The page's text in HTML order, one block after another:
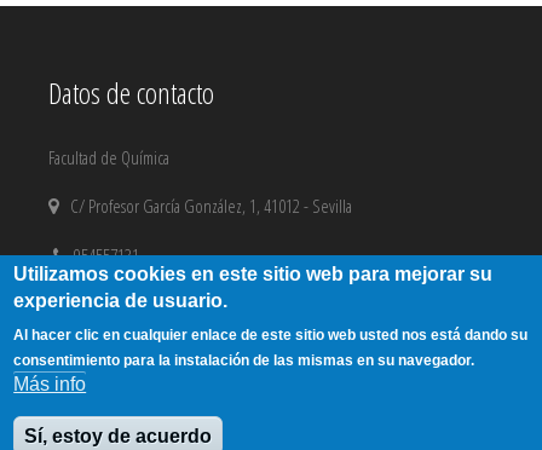
Datos de contacto
Facultad de Química
C/ Profesor García González, 1, 41012 - Sevilla
954557131
email@us.es
Aviso Legal|Copyright
Utilizamos cookies en este sitio web para mejorar su
experiencia de usuario.
Al hacer clic en cualquier enlace de este sitio web usted nos está dando su
consentimiento para la instalación de las mismas en su navegador.
Más info
Sí, estoy de acuerdo